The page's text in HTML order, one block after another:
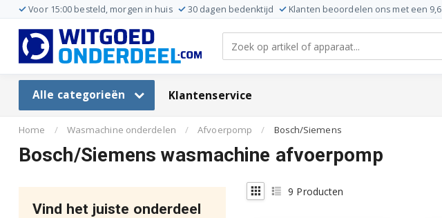
Voor 15:00 besteld, morgen in huis 30 dagen bedenktijd Klanten beoordelen ons met een 9,6
Alle categorieën Klantenservice
Home / Wasmachine onderdelen / Afvoerpomp / Bosch/Siemens
Bosch/Siemens wasmachine afvoerpomp
Vind het juiste onderdeel
9 Producten